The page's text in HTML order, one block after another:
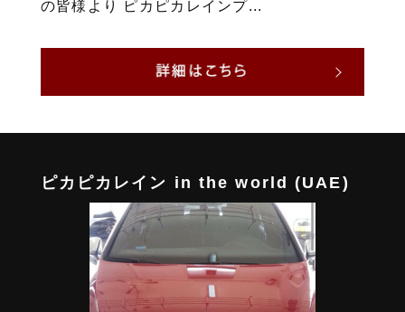
の皆様より ピカピカレインプ...
ピカピカレイン in the world (UAE)